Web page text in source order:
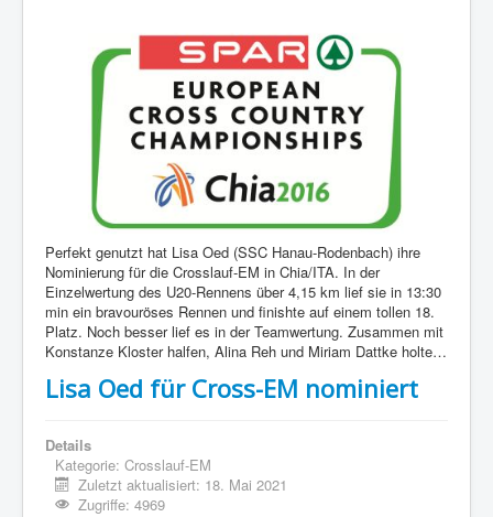
Perfekt genutzt hat Lisa Oed (SSC Hanau-Rodenbach) ihre
Nominierung für die Crosslauf-EM in Chia/ITA. In der
Einzelwertung des U20-Rennens über 4,15 km lief sie in 13:30
min ein bravouröses Rennen und finishte auf einem tollen 18.
Platz. Noch besser lief es in der Teamwertung. Zusammen mit
Konstanze Klosterhalfen, Alina Reh und Miriam Dattke holte…
Lisa Oed für Cross-EM nominiert
Details
Kategorie: Crosslauf-EM
Zuletzt aktualisiert: 18. Mai 2021
Zugriffe: 4969